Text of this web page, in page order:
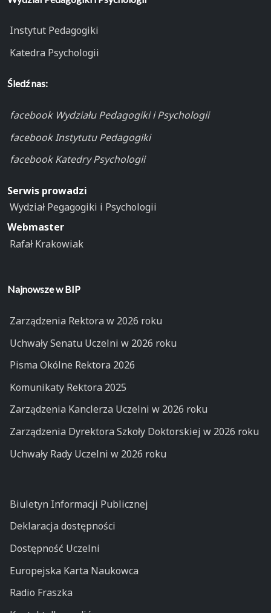
Instytut Pedagogiki
Katedra Psychologii
Śledź nas:
facebook Wydziału Pedagogiki i Psychologii
facebook Instytutu Pedagogiki
facebook Katedry Psychologii
Serwis prowadzi
Wydział Pegagogiki i Psychologii
Webmaster
Rafał Krakowiak
Najnowsze w BIP
Zarządzenia Rektora w 2026 roku
Uchwały Senatu Uczelni w 2026 roku
Pisma Okólne Rektora 2026
Komunikaty Rektora 2025
Zarządzenia Kanclerza Uczelni w 2026 roku
Zarządzenia Dyrektora Szkoły Doktorskiej w 2026 roku
Uchwały Rady Uczelni w 2026 roku
Biuletyn Informacji Publicznej
Deklaracja dostępności
Dostępność Uczelni
Europejska Karta Naukowca
Radio Fraszka